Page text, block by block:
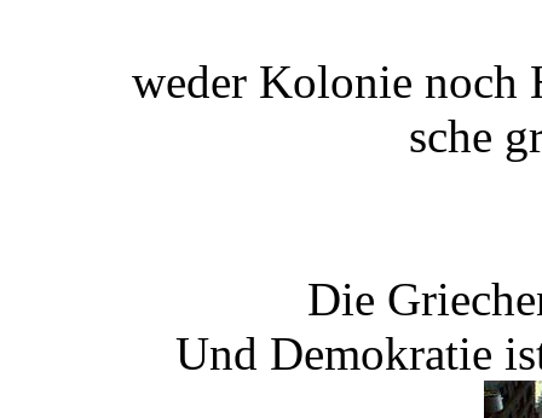
weder Kolonie noch
sche
Die
Und Demokratie